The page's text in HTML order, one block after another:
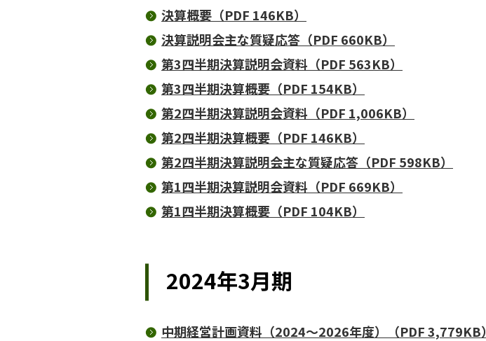
決算概要（PDF 146KB）
決算説明会主な質疑応答（PDF 660KB）
第3四半期決算説明会資料（PDF 563KB）
第3四半期決算概要（PDF 154KB）
第2四半期決算説明会資料（PDF 1,006KB）
第2四半期決算概要（PDF 146KB）
第2四半期決算説明会主な質疑応答（PDF 598KB）
第1四半期決算説明会資料（PDF 669KB）
第1四半期決算概要（PDF 104KB）
2024年3月期
中期経営計画資料（2024～2026年度）（PDF 3,779KB）